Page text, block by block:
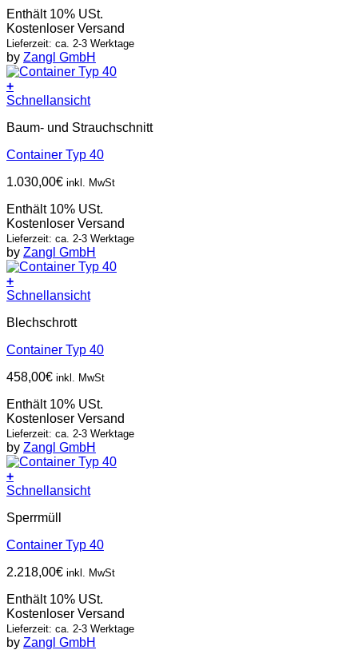
Enthält 10% USt.
Kostenloser Versand
Lieferzeit: ca. 2-3 Werktage
by Zangl GmbH
+
Schnellansicht
Baum- und Strauchschnitt
Container Typ 40
1.030,00€ inkl. MwSt
Enthält 10% USt.
Kostenloser Versand
Lieferzeit: ca. 2-3 Werktage
by Zangl GmbH
+
Schnellansicht
Blechschrott
Container Typ 40
458,00€ inkl. MwSt
Enthält 10% USt.
Kostenloser Versand
Lieferzeit: ca. 2-3 Werktage
by Zangl GmbH
+
Schnellansicht
Sperrmüll
Container Typ 40
2.218,00€ inkl. MwSt
Enthält 10% USt.
Kostenloser Versand
Lieferzeit: ca. 2-3 Werktage
by Zangl GmbH